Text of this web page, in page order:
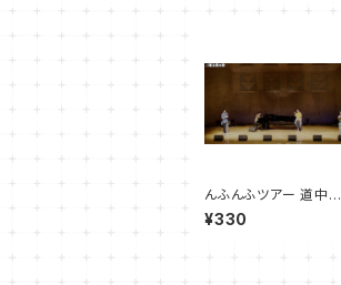
んふんふツアー 道中オ
フムービー01
¥330